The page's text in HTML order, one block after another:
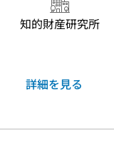
知的財産研究所
詳細を見る